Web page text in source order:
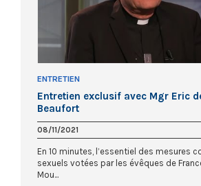
ENTRETIEN
Entretien exclusif avec Mgr Eric
Beaufort
08/11/2021
En 10 minutes, l’essentiel des mesures
sexuels votées par les évêques de
Mou...